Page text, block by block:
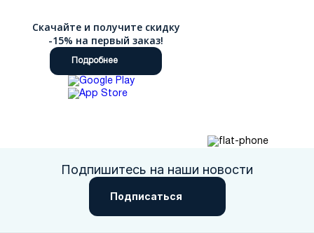
Скачайте и получите скидку
-15% на первый заказ!
Подробнее
Подпишитесь на наши новости
Подписаться